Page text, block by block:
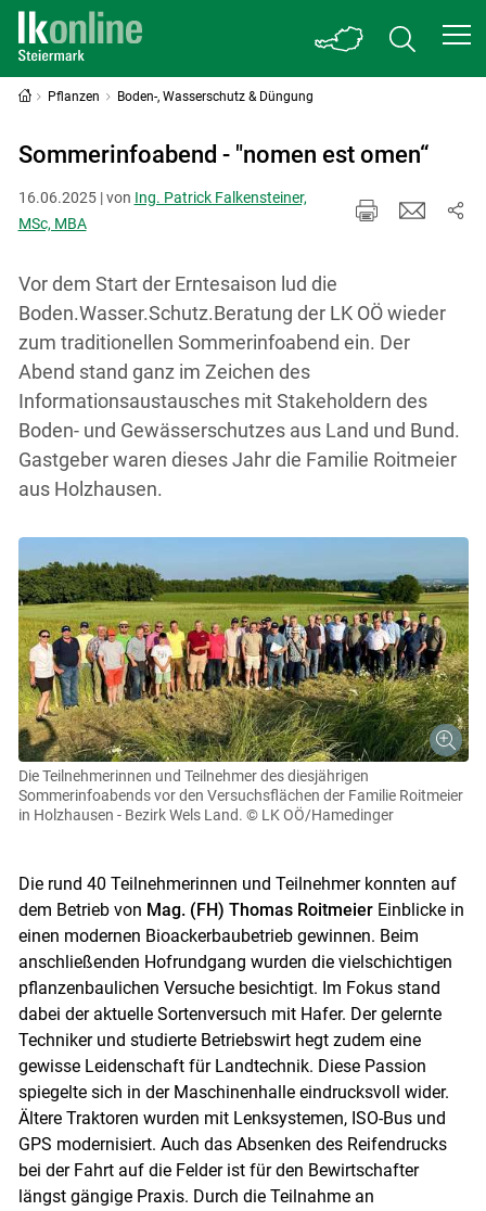
Skip to main content
Pflanzen Boden-, Wasserschutz & Düngung
Sommerinfoabend - "nomen est omen“
16.06.2025 | von Ing. Patrick Falkensteiner,
MSc, MBA
Vor dem Start der Erntesaison lud die
Boden.Wasser.Schutz.Beratung der LK OÖ wieder
zum traditionellen Sommerinfoabend ein. Der
Abend stand ganz im Zeichen des
Informationsaustausches mit Stakeholdern des
Boden- und Gewässerschutzes aus Land und Bund.
Gastgeber waren dieses Jahr die Familie Roitmeier
aus Holzhausen.
Die Teilnehmerinnen und Teilnehmer des diesjährigen
Sommerinfoabends vor den Versuchsflächen der Familie Roitmeier
in Holzhausen - Bezirk Wels Land. © LK OÖ/Hamedinger
Die rund 40 Teilnehmerinnen und Teilnehmer konnten auf
dem Betrieb von Mag. (FH) Thomas RoitmeierEinblicke in
einen modernen Bioackerbaubetrieb gewinnen. Beim
anschließenden Hofrundgang wurden die vielschichtigen
pflanzenbaulichen Versuche besichtigt. Im Fokus stand
dabei der aktuelle Sortenversuch mit Hafer. Der gelernte
Techniker und studierte Betriebswirt hegt zudem eine
gewisse Leidenschaft für Landtechnik. Diese Passion
spiegelte sich in der Maschinenhalle eindrucksvoll wider.
Ältere Traktoren wurden mit Lenksystemen, ISO-Bus und
GPS modernisiert. Auch das Absenken des Reifendrucks
bei der Fahrt auf die Felder ist für den Bewirtschafter
längst gängige Praxis. Durch die Teilnahme an